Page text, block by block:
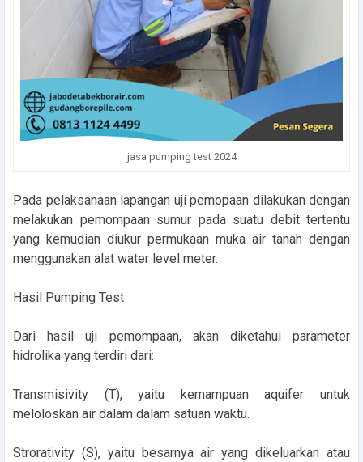
jasa pumping test 2024
Pada pelaksanaan lapangan uji pemopaan dilakukan dengan
melakukan pemompaan sumur pada suatu debit tertentu
yang kemudian diukur permukaan muka air tanah dengan
menggunakan alat water level meter.
Hasil Pumping Test
Dari hasil uji pemompaan, akan diketahui parameter
hidrolika yang terdiri dari:
Transmisivity (T), yaitu kemampuan aquifer untuk
meloloskan air dalam dalam satuan waktu.
Strorativity (S), yaitu besarnya air yang dikeluarkan atau